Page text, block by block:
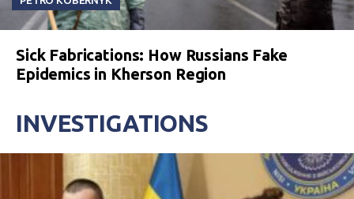
Sick Fabrications: How Russians Fake
Epidemics in Kherson Region
INVESTIGATIONS